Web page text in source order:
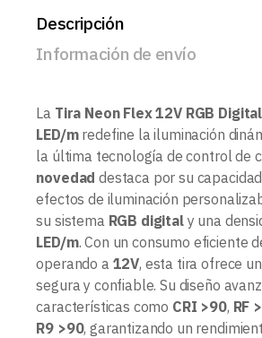
Descripción
Información de envío
La Tira Neon Flex 12V RGB
LED/mredefine la iluminación
la última tecnología de control de
novedad destaca por su
efectos de iluminación
su sistema RGB digitaly una
LED/m. Con un consumo eficiente
operando a 12V, esta tira ofrece
segura y confiable. Su diseño
características como CRI >90, RF
R9 >90, garantizando un